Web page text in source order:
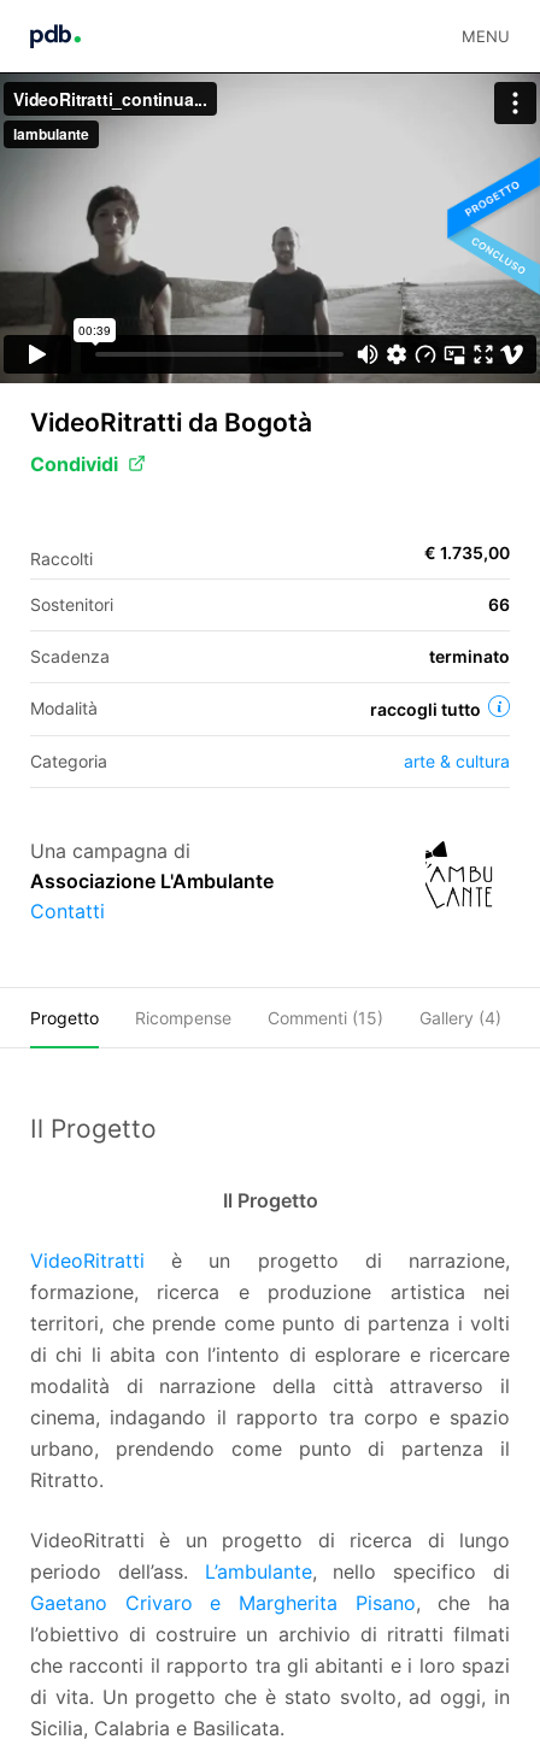
MENU
IT
EN
ES
VideoRitratti da Bogotà
Condividi
Raccolti € 1.735,00
Sostenitori 66
Scadenza terminato
Modalità raccogli tutto
Categoria arte & cultura
Una campagna di
Associazione L'Ambulante
Contatti
Progetto Ricompense Commenti (15) Gallery (4)
Il Progetto
Il Progetto
VideoRitratti è un progetto di narrazione,
formazione, ricerca e produzione artistica nei
territori, che prende come punto di partenza i volti
di chi li abita con l’intento di esplorare e ricercare
modalità di narrazione della città attraverso il
cinema, indagando il rapporto tra corpo e spazio
urbano, prendendo come punto di partenza il
Ritratto.
VideoRitratti è un progetto di ricerca di lungo
periodo dell’ass. L’ambulante, nello specifico di
Gaetano Crivaro e Margherita Pisano, che ha
l’obiettivo di costruire un archivio di ritratti filmati
che racconti il rapporto tra gli abitanti e i loro spazi
di vita. Un progetto che è stato svolto, ad oggi, in
Sicilia, Calabria e Basilicata.